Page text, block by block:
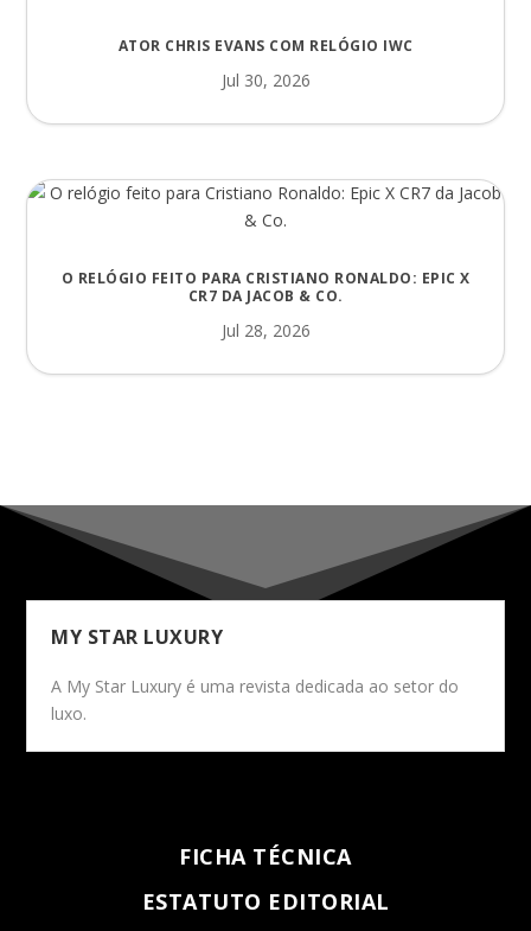
ATOR CHRIS EVANS COM RELÓGIO IWC
Jul 30, 2026
O RELÓGIO FEITO PARA CRISTIANO RONALDO: EPIC X
CR7 DA JACOB & CO.
Jul 28, 2026
MY STAR LUXURY
A My Star Luxury é uma revista dedicada ao setor do
luxo.
FICHA TÉCNICA
ESTATUTO EDITORIAL